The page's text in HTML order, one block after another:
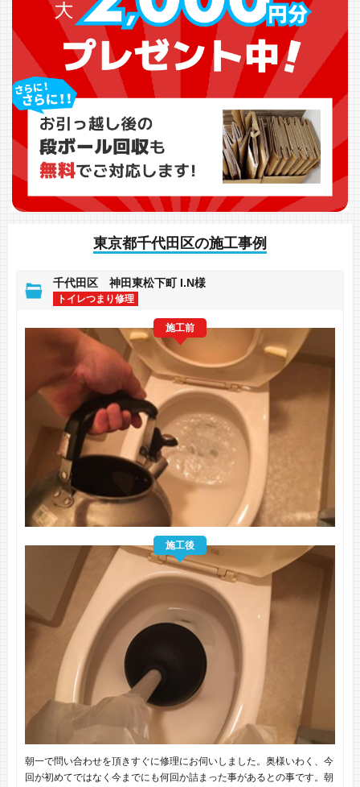
東京都千代田区の施工事例
千代田区 神田東松下町 I.N様
トイレつまり修理
施工前
施工後
朝一で問い合わせを頂きすぐに修理にお伺いしました。奥様いわく、今
回が初めてではなく今までにも何回か詰まった事があるとの事です。朝